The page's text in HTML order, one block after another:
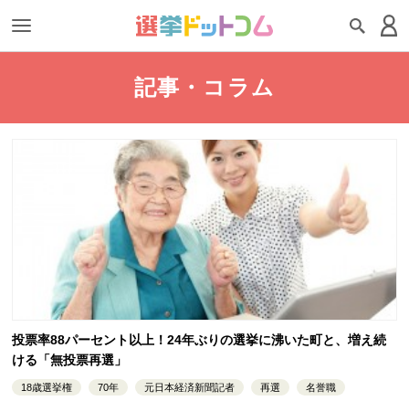
記事・コラム
投票率88パーセント以上！24年ぶりの選挙に沸いた町と、増え続
ける「無投票再選」
18歳選挙権 70年 元日本経済新聞記者 再選 名誉職